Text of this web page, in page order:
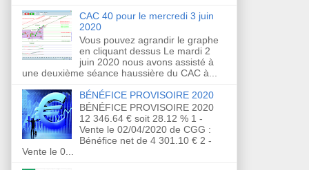
CAC 40 pour le mercredi 3 juin
2020
Vous pouvez agrandir le graphe
en cliquant dessus Le mardi 2
juin 2020 nous avons assisté à
une deuxième séance haussière du CAC à...
BÉNÉFICE PROVISOIRE 2020
BÉNÉFICE PROVISOIRE 2020
12 346.64 € soit 28.12 % 1 -
Vente le 02/04/2020 de CGG :
Bénéfice net de 4 301.10 € 2 -
Vente le 0...